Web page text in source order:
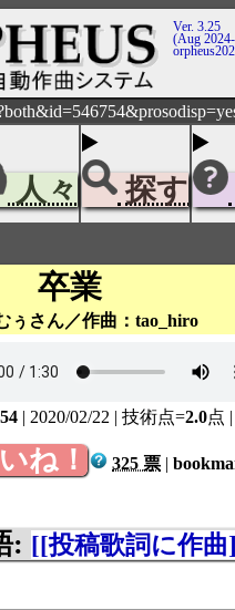
Ver. 3.25
(Aug
人々 探す
卒業
ぅさん／作曲：tao_hiro
| 2020/02/22 | 技術点=2.0点
ね！ 325 票 |
: [[投稿歌詞に作